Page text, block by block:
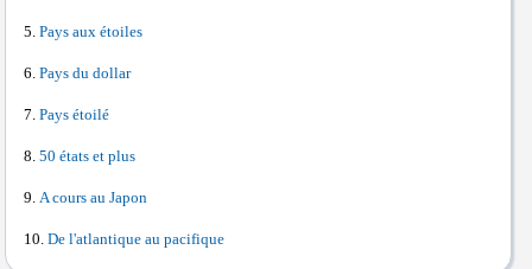
Pays aux étoiles
Pays du dollar
Pays étoilé
50 états et plus
A cours au Japon
De l'atlantique au pacifique